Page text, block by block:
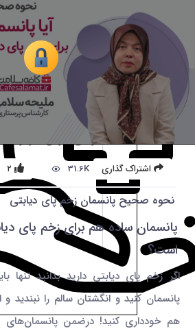
اشتراک گذاری 31.6K
2
نحوه صحیح پانسمان زخم پای دیابتی
پانسمان ساده هم برای زخم پای
است؟
اگر زخم پای دیابتی دارید بدانید تنها
پانسمان کنید و انگشتان سالم را
هم خودداری کنید! درضمن پانسمان‌های